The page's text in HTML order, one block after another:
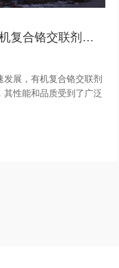
东正集团引领潮流 有机复合铬交联剂厂家创新突破
展，有机复合铬交联剂
性能和品质受到了广泛